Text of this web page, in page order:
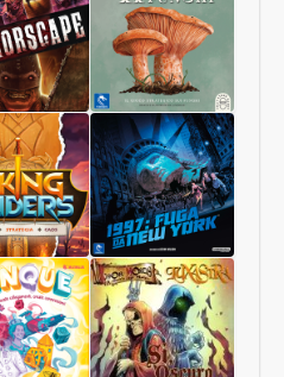
Il
Regno
dei
Funghi
1997:
Fuga
da
New